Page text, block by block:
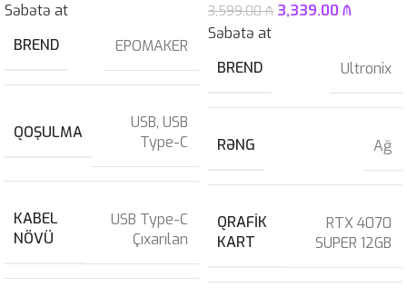
Səbətə at
BREND
EPOMAKER
QOŞULMA USB, USB
Type-C
KABEL
NÖVÜ
USB Type-C
Çıxarılan
3,599.00₼ 3,339.00 ₼
Səbətə at
BREND
Ultronix
RƏNG Ağ
QRAFIK
KART
RTX 4070
SUPER 12GB